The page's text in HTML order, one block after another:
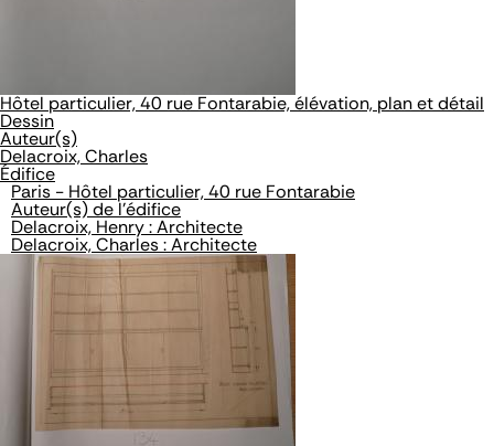
Hôtel particulier, 40 rue Fontarabie, élévation, plan et détail
Dessin
Auteur(s)
Delacroix, Charles
Édifice
Paris - Hôtel particulier, 40 rue Fontarabie
Auteur(s) de l'édifice
Delacroix, Henry : Architecte
Delacroix, Charles : Architecte